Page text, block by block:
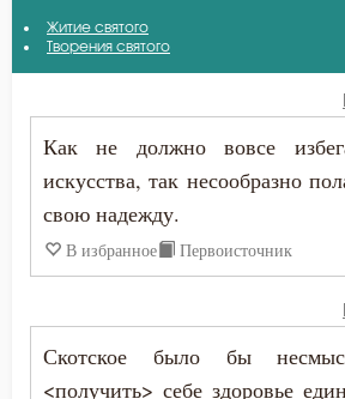
Беда
Безмолвие
Бесы
Благодать
Диадох
Иоанн Кронштадтский
Иосиф Оптинский (Литовкин)
Макарий Великий
Житие святого
Творения святого
Как не должно вовсе
искусства, так несообразно
свою надежду.
В избранное Первоисточник
Скотское было бы
<получить> себе здоровье